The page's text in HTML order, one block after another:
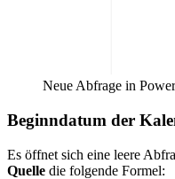
Neue Abfrage in
Beginndatum der
Es öffnet sich eine leere
Quelle die folgende Formel: